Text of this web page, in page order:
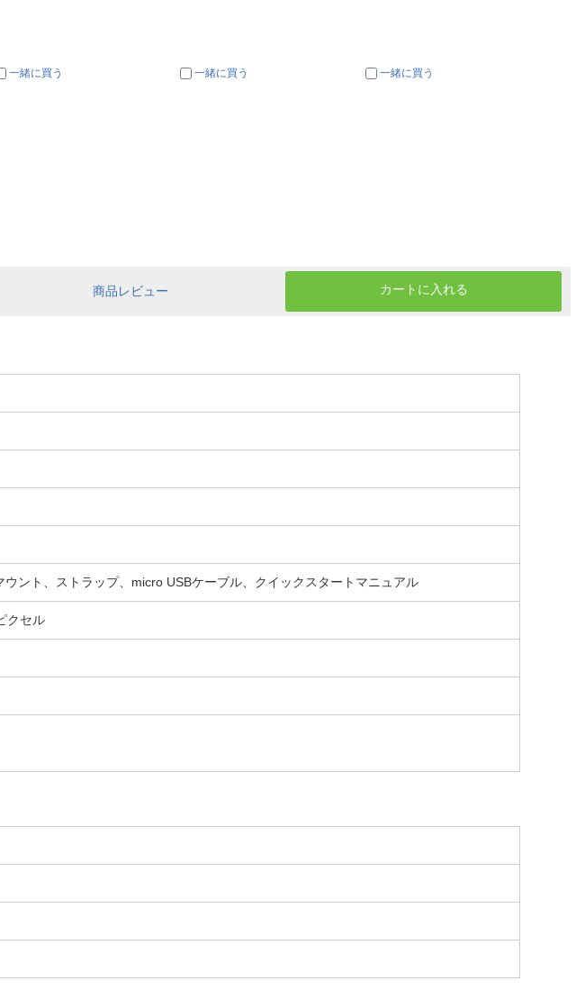
一緒に買う 一緒に買う 一緒に買う
カートに入れる
商品レビュー
ント、ストラップ、micro USBケーブル、クイックスタートマニュアル
クセル